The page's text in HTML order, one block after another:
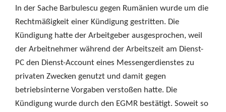
In der Sache Barbulescu gegen Rumänien wurde um die
Rechtmäßigkeit einer Kündigung gestritten. Die
Kündigung hatte der Arbeitgeber ausgesprochen, weil
der Arbeitnehmer während der Arbeitszeit am Dienst-
PC den Dienst-Account eines Messengerdienstes zu
privaten Zwecken genutzt und damit gegen
betriebsinterne Vorgaben verstoßen hatte. Die
Kündigung wurde durch den EGMR bestätigt. Soweit so